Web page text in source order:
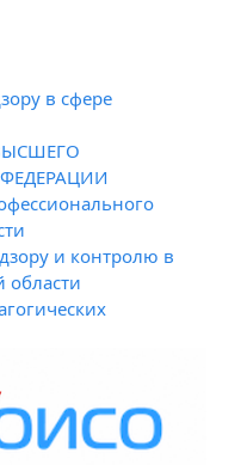
в сфере
и контролю в
области